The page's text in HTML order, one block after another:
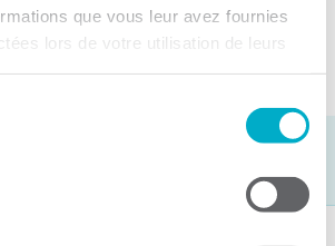
que vous leur avez fournies
lors de votre utilisation de leurs